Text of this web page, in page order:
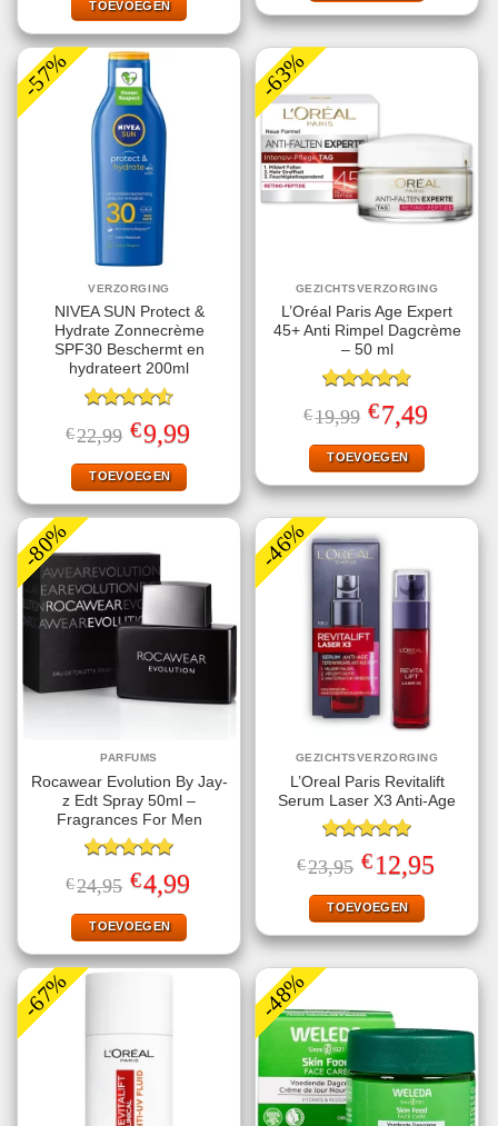
€19,99.
TOEVOEGEN
-57%
VERZORGING
NIVEA SUN Protect &
Hydrate Zonnecrème
SPF30 Beschermt en
hydrateert 200ml
Gewaardeerd
4.56uit 5
€22,99 Oorspronkelijke
prijs
was:
€22,99.
€9,99Huidige
prijs
TOEVOEGEN
-63%
GEZICHTSVERZORGING
L’Oréal Paris Age Expert
45+ Anti Rimpel Dagcrème
– 50 ml
Gewaardeerd
4.80uit 5
€19,99 Oorspronkelijke
prijs
was:
€19,99.
€7,49Huidige
prijs
TOEVOEGEN
-80%
PARFUMS
Rocawear Evolution By Jay-
z Edt Spray 50ml –
Fragrances For Men
Gewaardeerd
5.00uit 5
€24,95 Oorspronkelijke
prijs
was:
€24,95.
€4,99Huidige
prijs
TOEVOEGEN
-46%
GEZICHTSVERZORGING
L’Oreal Paris Revitalift
Serum Laser X3 Anti-Age
Gewaardeerd
5.00uit 5
€23,95 Oorspronkelijke
prijs
was:
€23,95.
€12,95prijs
TOEVOEGEN
-67% -48%